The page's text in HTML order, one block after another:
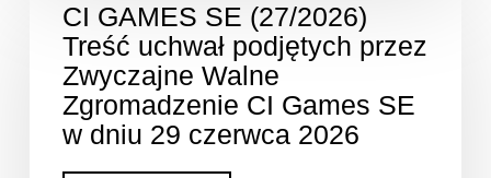
CI GAMES SE (27/2026)
Treść uchwał podjętych przez
Zwyczajne Walne
Zgromadzenie CI Games SE
w dniu 29 czerwca 2026